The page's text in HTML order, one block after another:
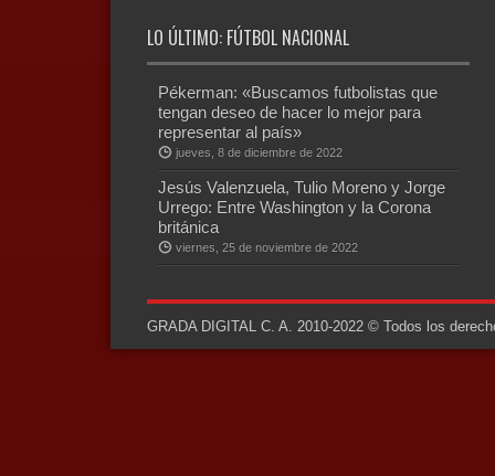
LO ÚLTIMO: FÚTBOL NACIONAL
Pékerman: «Buscamos futbolistas que
tengan deseo de hacer lo mejor para
representar al país»
jueves, 8 de diciembre de 2022
Jesús Valenzuela, Tulio Moreno y Jorge
Urrego: Entre Washington y la Corona
británica
viernes, 25 de noviembre de 2022
GRADA DIGITAL C. A. 2010-2022 © Todos los